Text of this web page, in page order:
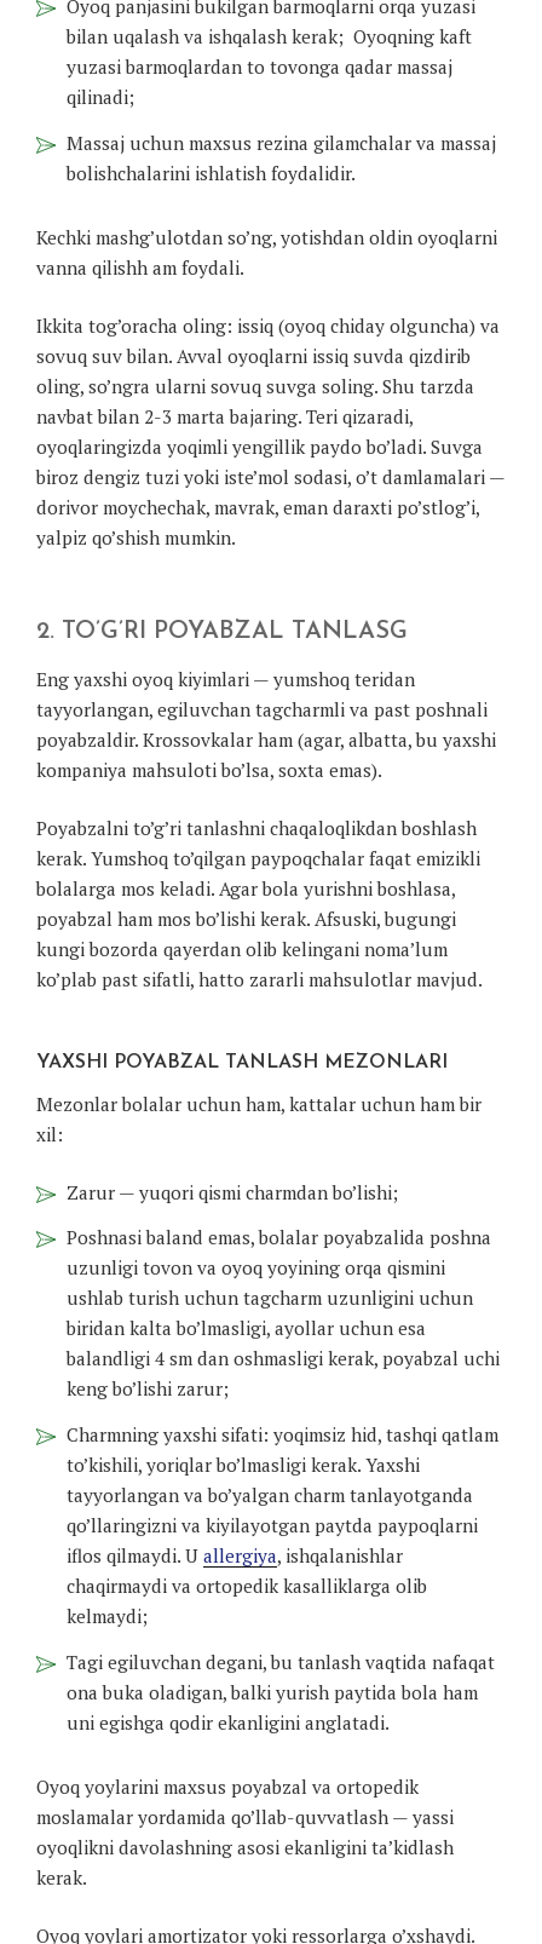
Oyoq panjasini bukilgan barmoqlarni orqa yuzasi
bilan uqalash va ishqalash kerak; Oyoqning kaft
yuzasi barmoqlardan to tovonga qadar massaj
qilinadi;
Massaj uchun maxsus rezina gilamchalar va massaj
bolishchalarini ishlatish foydalidir.
Kechki mashg’ulotdan so’ng, yotishdan oldin oyoqlarni
vanna qilishh am foydali.
Ikkita tog’oracha oling: issiq (oyoq chiday olguncha) va
sovuq suv bilan. Avval oyoqlarni issiq suvda qizdirib
oling, so’ngra ularni sovuq suvga soling. Shu tarzda
navbat bilan 2-3 marta bajaring. Teri qizaradi,
oyoqlaringizda yoqimli yengillik paydo bo’ladi. Suvga
biroz dengiz tuzi yoki iste’mol sodasi, o’t damlamalari —
dorivor moychechak, mavrak, eman daraxti po’stlog’i,
yalpiz qo’shish mumkin.
2. TO’G’RI POYABZAL TANLASG
Eng yaxshi oyoq kiyimlari — yumshoq teridan
tayyorlangan, egiluvchan tagcharmli va past poshnali
poyabzaldir. Krossovkalar ham (agar, albatta, bu yaxshi
kompaniya mahsuloti bo’lsa, soxta emas).
Poyabzalni to’g’ri tanlashni chaqaloqlikdan boshlash
kerak. Yumshoq to’qilgan paypoqchalar faqat emizikli
bolalarga mos keladi. Agar bola yurishni boshlasa,
poyabzal ham mos bo’lishi kerak. Afsuski, bugungi
kungi bozorda qayerdan olib kelingani noma’lum
ko’plab past sifatli, hatto zararli mahsulotlar mavjud.
YAXSHI POYABZAL TANLASH MEZONLARI
Mezonlar bolalar uchun ham, kattalar uchun ham bir
xil:
Zarur — yuqori qismi charmdan bo’lishi;
Poshnasi baland emas, bolalar poyabzalida poshna
uzunligi tovon va oyoq yoyining orqa qismini
ushlab turish uchun tagcharm uzunligini uchun
biridan kalta bo’lmasligi, ayollar uchun esa
balandligi 4 sm dan oshmasligi kerak, poyabzal uchi
keng bo’lishi zarur;
Charmning yaxshi sifati: yoqimsiz hid, tashqi qatlam
to’kishili, yoriqlar bo’lmasligi kerak. Yaxshi
tayyorlangan va bo’yalgan charm tanlayotganda
qo’llaringizni va kiyilayotgan paytda paypoqlarni
iflos qilmaydi. U allergiya, ishqalanishlar
chaqirmaydi va ortopedik kasalliklarga olib
kelmaydi;
Tagi egiluvchan degani, bu tanlash vaqtida nafaqat
ona buka oladigan, balki yurish paytida bola ham
uni egishga qodir ekanligini anglatadi.
Oyoq yoylarini maxsus poyabzal va ortopedik
moslamalar yordamida qo’llab-quvvatlash — yassi
oyoqlikni davolashning asosi ekanligini ta’kidlash
kerak.
Oyoq yoylari amortizator yoki ressorlarga o’xshaydi.